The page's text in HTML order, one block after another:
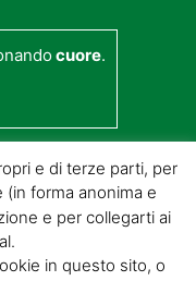
cuore.
e di terze parti, per
(in forma anonima e
e per collegarti ai
in questo sito, o